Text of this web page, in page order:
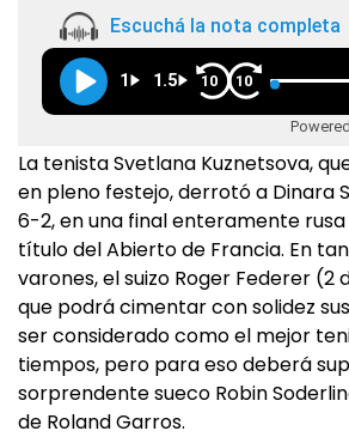
Escuchá la nota completa
1 1.5 10 10
La tenista Svetlana Kuznetsova,
en pleno festejo, derrotó a Dinara
6-2, en una final enteramente rusa
título del Abierto de Francia. En
varones, el suizo Roger Federer (2
que podrá cimentar con solidez
ser considerado como el mejor
tiempos, pero para eso deberá
sorprendente sueco Robin
de Roland Garros.